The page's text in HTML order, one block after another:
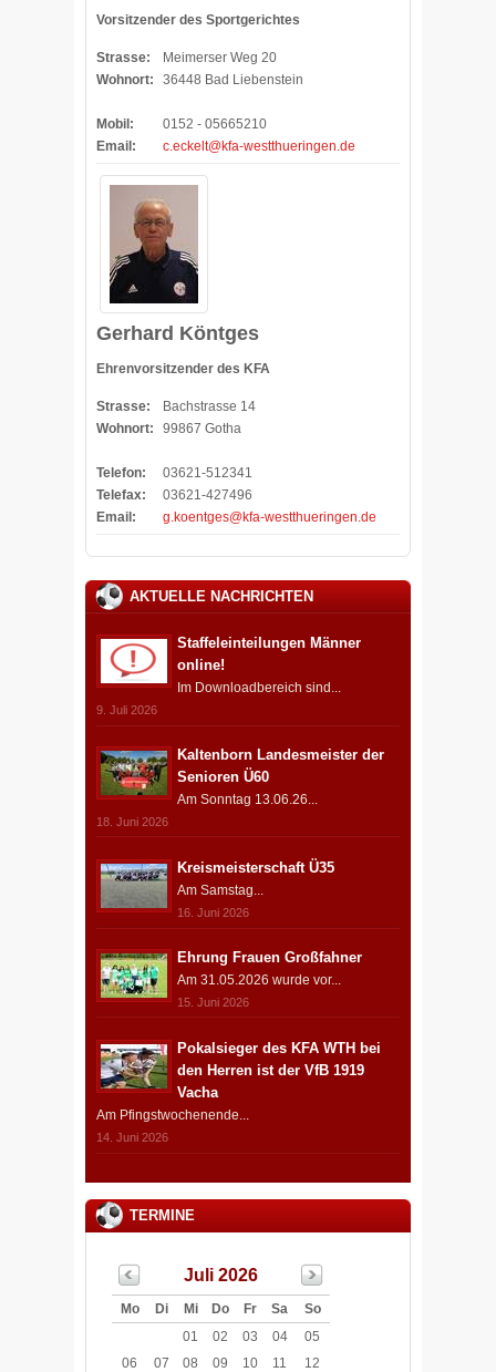
Vorsitzender des Sportgerichtes
Strasse:
Meimerser Weg 20
Wohnort:
36448 Bad Liebenstein
Mobil:
0152 - 05665210
Email:
c.eckelt@kfa-westthueringen.de
Gerhard Köntges
Ehrenvorsitzender des KFA
Strasse:
Bachstrasse 14
Wohnort:
99867 Gotha
Telefon:
03621-512341
Telefax:
03621-427496
Email:
g.koentges@kfa-westthueringen.de
AKTUELLE NACHRICHTEN
Staffeleinteilungen Männer
online!
Im Downloadbereich sind...
9. Juli 2026
Kaltenborn Landesmeister der
Senioren Ü60
Am Sonntag 13.06.26...
18. Juni 2026
Kreismeisterschaft Ü35
Am Samstag...
16. Juni 2026
Ehrung Frauen Großfahner
Am 31.05.2026 wurde vor...
15. Juni 2026
Pokalsieger des KFA WTH bei
den Herren ist der VfB 1919
Vacha
Am Pfingstwochenende...
14. Juni 2026
TERMINE
Juli 2026
Mo Di Mi Do Fr Sa
So
01
02 03 04
05
06
07 08 09 10 11
12